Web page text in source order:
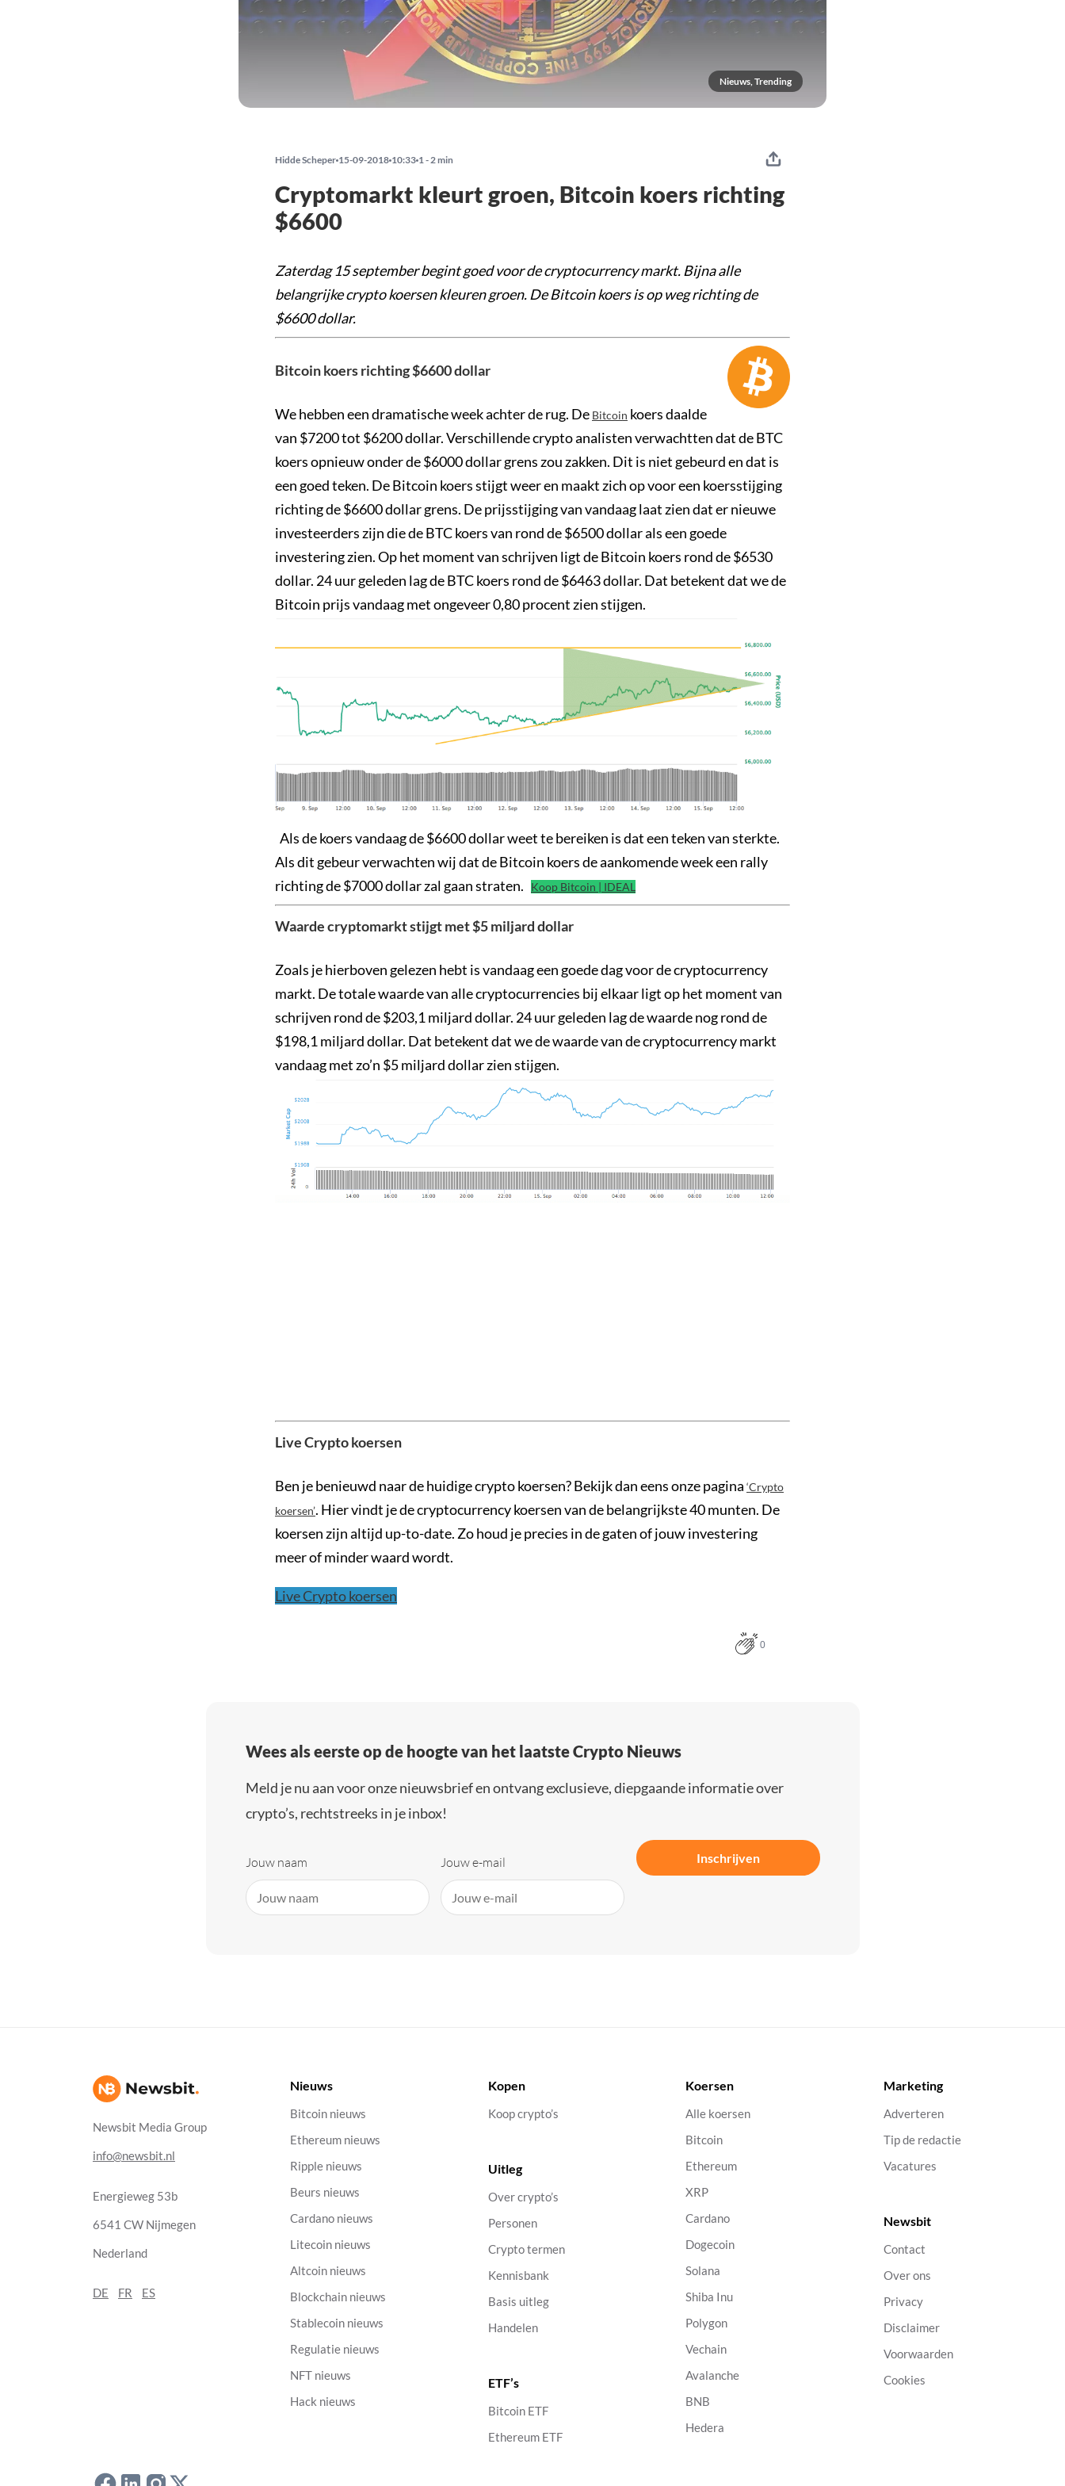
Nieuws, Trending
Hidde Scheper 15-09-2018 10:33 1 - 2 min
Cryptomarkt kleurt groen, Bitcoin koers richting
$6600
Zaterdag 15 september begint goed voor de cryptocurrency markt. Bijna alle
belangrijke crypto koersen kleuren groen. De Bitcoin koers is op weg richting de
$6600 dollar.
Bitcoin koers richting $6600 dollar
We hebben een dramatische week achter de rug. De Bitcoin koers daalde
van $7200 tot $6200 dollar. Verschillende crypto analisten verwachtten dat de BTC
koers opnieuw onder de $6000 dollar grens zou zakken. Dit is niet gebeurd en dat is
een goed teken. De Bitcoin koers stijgt weer en maakt zich op voor een koersstijging
richting de $6600 dollar grens. De prijsstijging van vandaag laat zien dat er nieuwe
investeerders zijn die de BTC koers van rond de $6500 dollar als een goede
investering zien. Op het moment van schrijven ligt de Bitcoin koers rond de $6530
dollar. 24 uur geleden lag de BTC koers rond de $6463 dollar. Dat betekent dat we de
Bitcoin prijs vandaag met ongeveer 0,80 procent zien stijgen.
Als de koers vandaag de $6600 dollar weet te bereiken is dat een teken van sterkte.
Als dit gebeur verwachten wij dat de Bitcoin koers de aankomende week een rally
richting de $7000 dollar zal gaan straten.
Koop Bitcoin | IDEAL
Waarde cryptomarkt stijgt met $5 miljard dollar
Zoals je hierboven gelezen hebt is vandaag een goede dag voor de cryptocurrency
markt. De totale waarde van alle cryptocurrencies bij elkaar ligt op het moment van
schrijven rond de $203,1 miljard dollar. 24 uur geleden lag de waarde nog rond de
$198,1 miljard dollar. Dat betekent dat we de waarde van de cryptocurrency markt
vandaag met zo’n $5 miljard dollar zien stijgen.
Live Crypto koersen
Ben je benieuwd naar de huidige crypto koersen? Bekijk dan eens onze pagina ‘Crypto
koersen’. Hier vindt je de cryptocurrency koersen van de belangrijkste 40 munten. De
koersen zijn altijd up-to-date. Zo houd je precies in de gaten of jouw investering
meer of minder waard wordt.
Live Crypto koersen
0
Wees als eerste op de hoogte van het laatste Crypto Nieuws
Meld je nu aan voor onze nieuwsbrief en ontvang exclusieve, diepgaande informatie over
crypto’s, rechtstreeks in je inbox!
Jouw naam Jouw e-mail Inschrijven
Newsbit Media Group
info@newsbit.nl
Energieweg 53b
6541 CW Nijmegen
Nederland
DE FR ES
Nieuws
Bitcoin nieuws
Ethereum nieuws
Ripple nieuws
Beurs nieuws
Cardano nieuws
Litecoin nieuws
Altcoin nieuws
Blockchain nieuws
Stablecoin nieuws
Regulatie nieuws
NFT nieuws
Hack nieuws
Kopen
Koop crypto’s
Uitleg
Over crypto’s
Personen
Crypto termen
Kennisbank
Basis uitleg
Handelen
ETF’s
Bitcoin ETF
Ethereum ETF
Koersen
Alle koersen
Bitcoin
Ethereum
XRP
Cardano
Dogecoin
Solana
Shiba Inu
Polygon
Vechain
Avalanche
BNB
Hedera
Marketing
Adverteren
Tip de redactie
Vacatures
Newsbit
Contact
Over ons
Privacy
Disclaimer
Voorwaarden
Cookies